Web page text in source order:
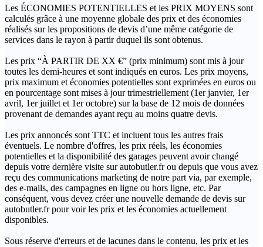
Les ÉCONOMIES POTENTIELLES et les PRIX MOYENS sont
calculés grâce à une moyenne globale des prix et des économies
réalisés sur les propositions de devis d’une même catégorie de
services dans le rayon à partir duquel ils sont obtenus.
Les prix “À PARTIR DE XX €” (prix minimum) sont mis à jour
toutes les demi-heures et sont indiqués en euros. Les prix moyens,
prix maximum et économies potentielles sont exprimées en euros ou
en pourcentage sont mises à jour trimestriellement (1er janvier, 1er
avril, 1er juillet et 1er octobre) sur la base de 12 mois de données
provenant de demandes ayant reçu au moins quatre devis.
Les prix annoncés sont TTC et incluent tous les autres frais
éventuels. Le nombre d'offres, les prix réels, les économies
potentielles et la disponibilité des garages peuvent avoir changé
depuis votre dernière visite sur autobutler.fr ou depuis que vous avez
reçu des communications marketing de notre part via, par exemple,
des e-mails, des campagnes en ligne ou hors ligne, etc. Par
conséquent, vous devez créer une nouvelle demande de devis sur
autobutler.fr pour voir les prix et les économies actuellement
disponibles.
Sous réserve d'erreurs et de lacunes dans le contenu, les prix et les